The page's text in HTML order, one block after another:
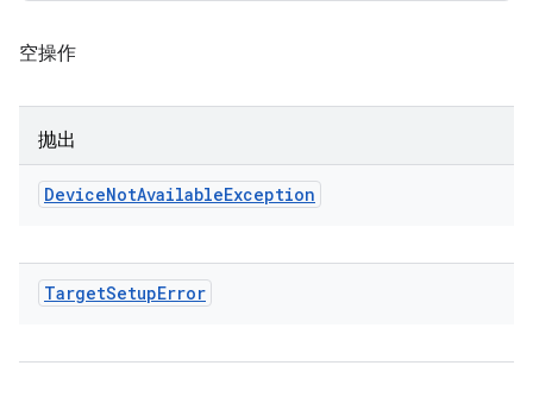
空操作
抛出
DeviceNotAvailableException
TargetSetupError